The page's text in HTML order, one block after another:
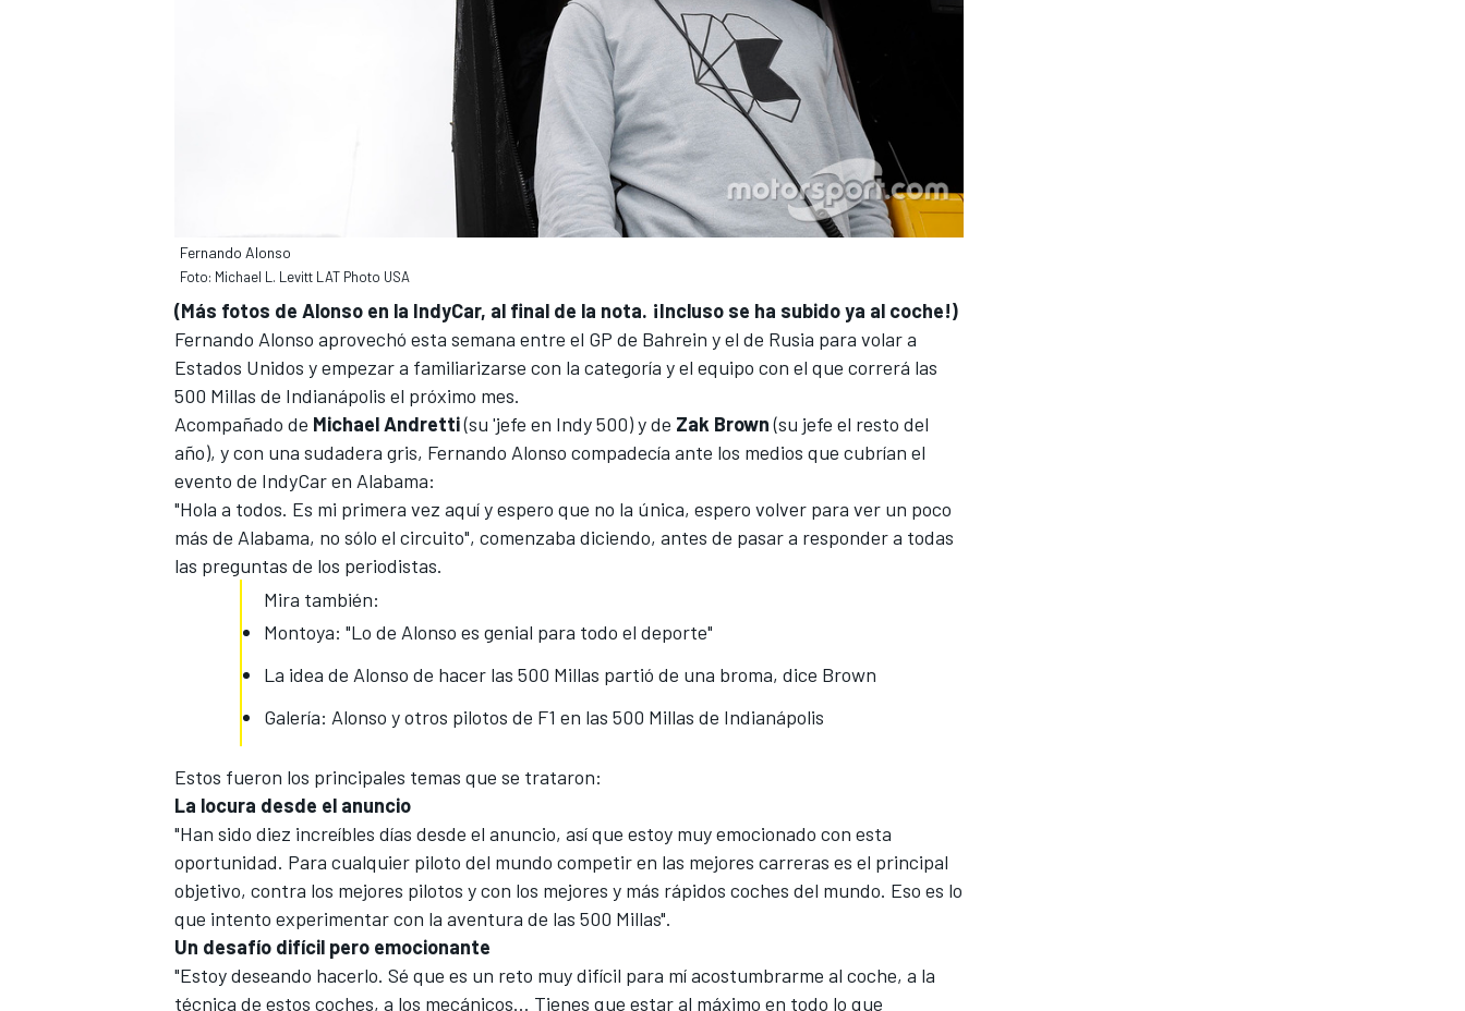
MÁS CATEGORÍAS
Fernando Alonso
Foto: Michael L. Levitt LAT Photo USA
(Más fotos de Alonso en la IndyCar, al final de la nota. ¡Incluso se ha subido ya al coche!)
Fernando Alonso aprovechó esta semana entre el GP de Bahrein y el de Rusia para volar a
Estados Unidos y empezar a familiarizarse con la categoría y el equipo con el que correrá las
500 Millas de Indianápolis el próximo mes.
Acompañado de Michael Andretti(su 'jefe en Indy 500) y de Zak Brown(su jefe el resto del
año), y con una sudadera gris, Fernando Alonso compadecía ante los medios que cubrían el
evento de IndyCaren Alabama:
"Hola a todos. Es mi primera vez aquí y espero que no la única, espero volver para ver un poco
más de Alabama, no sólo el circuito", comenzaba diciendo, antes de pasar a responder a todas
las preguntas de los periodistas.
Mira también:
Montoya: "Lo de Alonso es genial para todo el deporte"
La idea de Alonso de hacer las 500 Millas partió de una broma, dice Brown
Galería: Alonso y otros pilotos de F1 en las 500 Millas de Indianápolis
Estos fueron los principales temas que se trataron:
La locura desde el anuncio
"Han sido diez increíbles días desde el anuncio, así que estoy muy emocionado con esta
oportunidad. Para cualquier piloto del mundo competir en las mejores carreras es el principal
objetivo, contra los mejores pilotos y con los mejores y más rápidos coches del mundo. Eso es lo
que intento experimentar con la aventura de las 500 Millas".
Un desafío difícil pero emocionante
"Estoy deseando hacerlo. Sé que es un reto muy difícil para mí acostumbrarme al coche, a la
técnica de estos coches, a los mecánicos… Tienes que estar al máximo en todo lo que